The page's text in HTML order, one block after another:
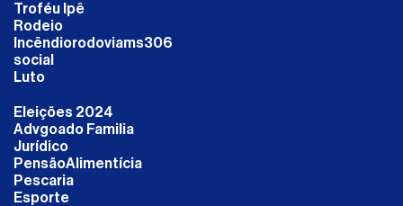
Troféu Ipê
Rodeio
Incêndiorodoviams306
social
Luto
Eleições 2024
Advgoado Familia
Jurídico
PensãoAlimentícia
Pescaria
Esporte